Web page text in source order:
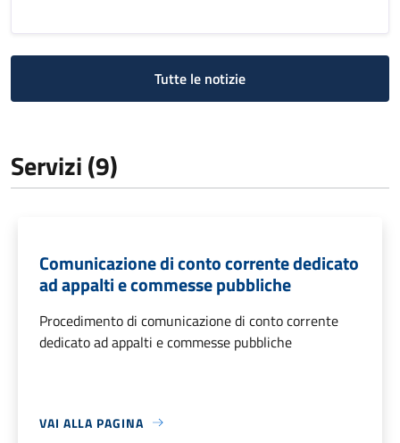
Tutte le notizie
Servizi (9)
Comunicazione di conto corrente dedicato
ad appalti e commesse pubbliche
Procedimento di comunicazione di conto corrente
dedicato ad appalti e commesse pubbliche
VAI ALLA PAGINA